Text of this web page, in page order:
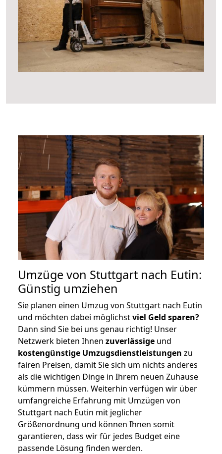
Umzüge von Stuttgart nach Eutin:
Günstig umziehen
Sie planen einen Umzug von Stuttgart nach Eutin
und möchten dabei möglichstviel Geld sparen?
Dann sind Sie bei uns genau richtig! Unser
Netzwerk bieten Ihnen zuverlässige und
kostengünstige Umzugsdienstleistungen zu
fairen Preisen, damit Sie sich um nichts anderes
als die wichtigen Dinge in Ihrem neuen Zuhause
kümmern müssen. Weiterhin verfügen wir über
umfangreiche Erfahrung mit Umzügen von
Stuttgart nach Eutin mit jeglicher
Größenordnung und können Ihnen somit
garantieren, dass wir für jedes Budget eine
passende Lösung finden werden.